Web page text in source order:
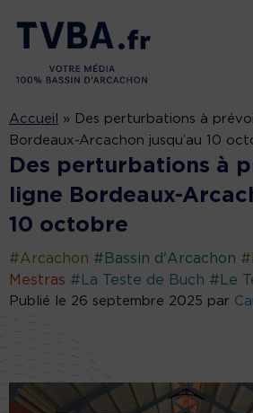
Accueil »
Des perturbations à
Bordeaux-Arcachon jusqu’au 10
Des perturbations à
ligne Bordeaux-
10 octobre
#Arcachon #Bassin d'Arcachon
Mestras #La Teste de Buch #Le
Publié le 26 septembre 2025 par